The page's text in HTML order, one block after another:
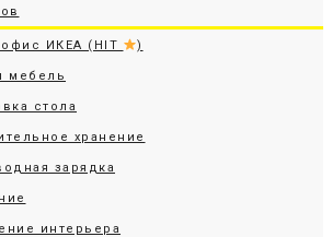
офис ИКЕА (HIT )
мебель
стола
хранение
зарядка
интерьера